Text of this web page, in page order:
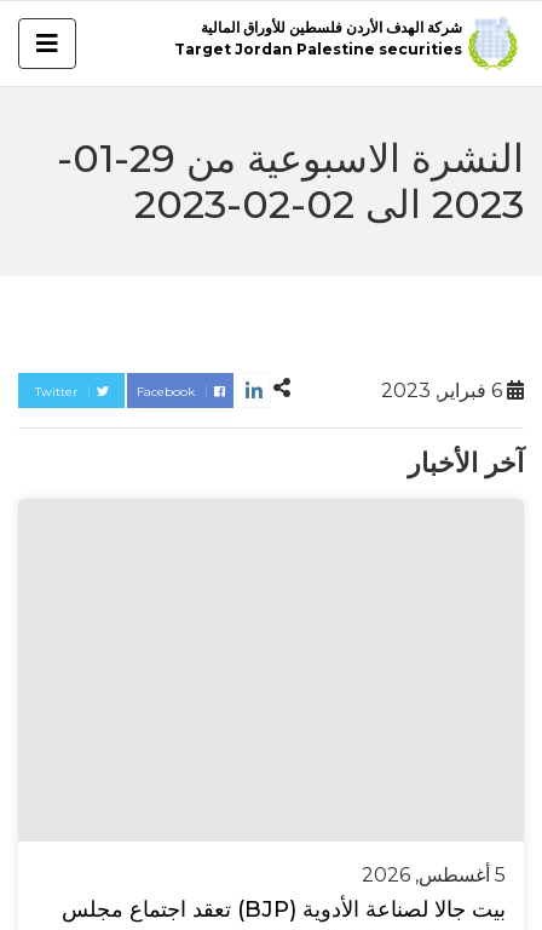
شركة الهدف الأردن فلسطين للأوراق المالية
Target Jordan Palestine securities
النشرة الاسبوعية من 29-01-
2023 الى 02-02-2023
Twitter Facebook
آخر الأخبار
5 أغسطس, 2026
بيت جالا لصناعة الأدوية (BJP) تعقد اجتماع مجلس